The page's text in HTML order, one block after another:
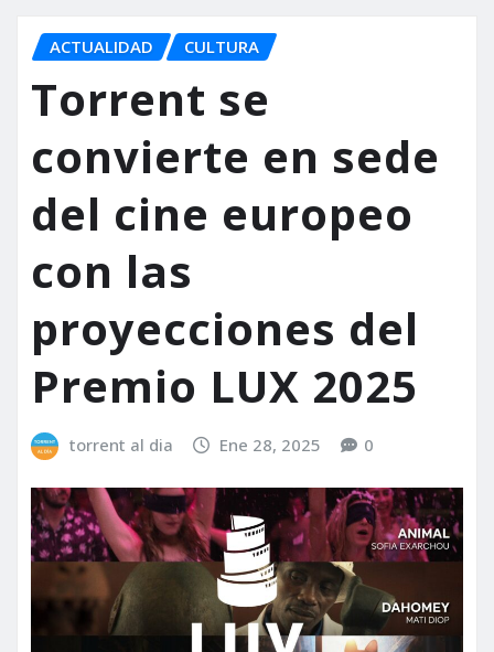
ACTUALIDAD CULTURA
Torrent se
convierte en sede
del cine europeo
con las
proyecciones del
Premio LUX 2025
torrent al dia Ene 28, 2025 0